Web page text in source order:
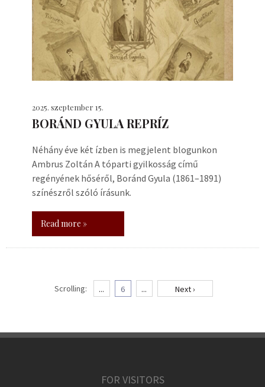
2025. szeptember 15.
BORÁND GYULA REPRÍZ
Néhány éve két ízben is megjelent blogunkon
Ambrus Zoltán A tóparti gyilkosság című
regényének hőséről, Boránd Gyula (1861–1891)
színészről szóló írásunk.
Read more »
Scrolling: ... 6 ... Next ›
FOR VISITORS